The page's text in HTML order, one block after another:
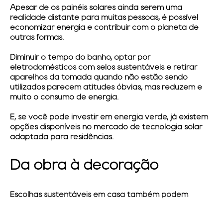
Apesar de os painéis solares ainda serem uma
realidade distante para muitas pessoas, é possível
economizar energia e contribuir com o planeta de
outras formas.
Diminuir o tempo do banho, optar por
eletrodomésticos com selos sustentáveis e retirar
aparelhos da tomada quando não estão sendo
utilizados parecem atitudes óbvias, mas reduzem e
muito o consumo de energia.
E, se você pode investir em energia verde, já existem
opções disponíveis no mercado de tecnologia solar
adaptada para residências.
Da obra à decoração
Escolhas sustentáveis em casa também podem